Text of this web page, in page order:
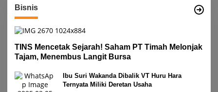
Bisnis
TINS Mencetak Sejarah! Saham PT Timah Melonjak
Tajam, Menembus Langit Bursa
Ibu Suri Wakanda Dibalik VT Huru Hara
Ternyata Miliki Deretan Usaha